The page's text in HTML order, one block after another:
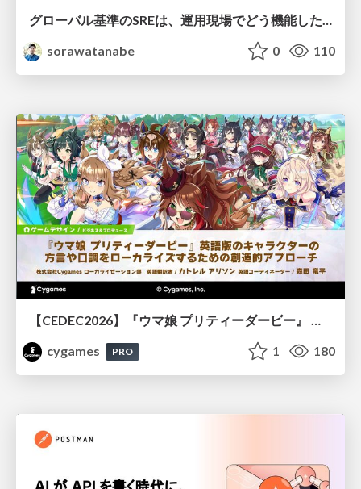
グローバル基準のSREは、運用現場でどう機能したか：成熟度アセスメントの実践 ／ SRE NEXT 2026
sorawatanabe
0 110
【CEDEC2026】『ウマ娘 プリティーダービー』 英語版のキャラクターの方言や口調をローカライズするための創造的アプローチ
cygames
PRO 1 180